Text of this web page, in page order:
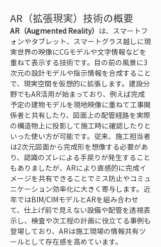
AR（拡張現実）技術の概要
AR（Augmented Reality） は、スマートフ
ォンやタブレット、スマートグラス越しに現
実世界の映像にCGモデルや文字情報などを
重ねて表示する技術です。目の前の風景に3
次元の設計モデルや指示情報を合成すること
で、現実空間を仮想的に拡張します。建設分
野でもAR活用が始まっており、例えば完成
予定の建物モデルを現地映像に重ねて工事関
係者と共有したり、図面上の配管経路を実際
の構造物上に投影して施工時に確認したりと
いった使い方が可能です。従来、施工担当者
は2次元図面から完成形を想像する必要があ
り、認識のズレによる手戻りが発生すること
もありましたが、ARにより直感的に完成イ
メージを共有できることでミス防止やコミュ
ニケーション効率化に大きく寄与します。近
年ではBIM/CIMモデルとARを組み合わせ
て、仕上げ前で見えない設備や配管を透視表
示し、検査や次工程の計画に役立てる事例も
登場しており、ARは施工現場の情報共有ツ
ールとして存在感を高めています。